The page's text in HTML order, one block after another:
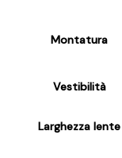
Montatura
Vestibilità
Larghezza lente